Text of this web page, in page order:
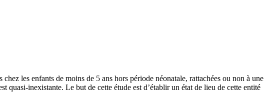
les enfants de moins de 5 ans hors période néonatale, rattachées ou non à une
inexistante. Le but de cette étude est d’établir un état de lieu de cette entité